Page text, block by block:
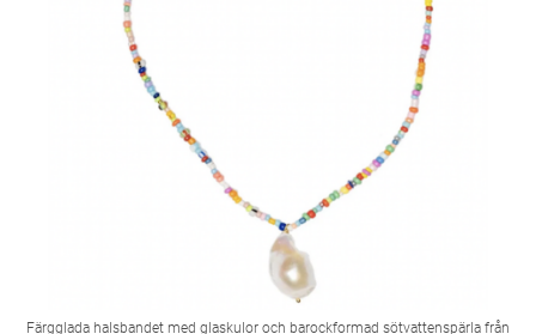
Färgglada halsbandet med glaskulor och barockformad sötvattenspärla från